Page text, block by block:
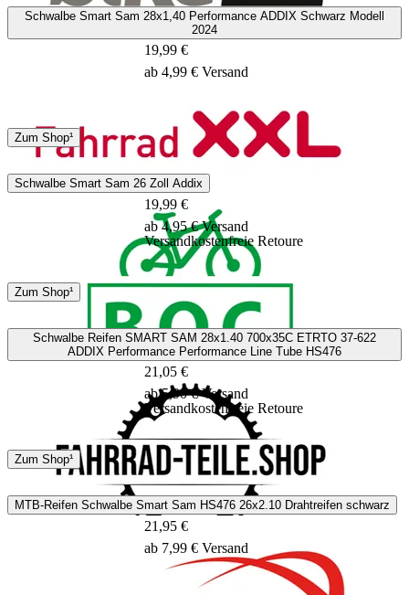
Schwalbe Smart Sam 28x1,40 Performance ADDIX Schwarz Modell
2024
DHL
3 - 5 Tage
19,99 €
ab 4,99 € Versand
Zum Shop¹
Schwalbe Smart Sam 26 Zoll Addix
DHL
19,99 €
ab 4,95 € Versand
Versandkostenfreie Retoure
Zum Shop¹
Schwalbe Reifen SMART SAM 28x1.40 700x35C ETRTO 37-622
ADDIX Performance Performance Line Tube HS476
DHL
GLS
3 - 5 Tage
21,05 €
ab 5,90 € Versand
Versandkostenfreie Retoure
Zum Shop¹
MTB-Reifen Schwalbe Smart Sam HS476 26x2.10 Drahtreifen schwarz
21,95 €
ab 7,99 € Versand